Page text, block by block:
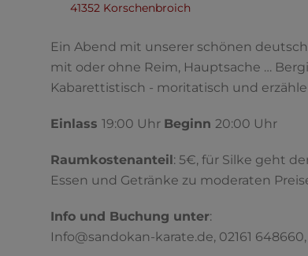
41352 Korschenbroich
Ein Abend mit unserer schönen
mit oder ohne Reim, Hauptsache …
Kabarettistisch - moritatisch und
Einlass 19:00 Uhr Beginn 20:00 Uhr
Raumkostenanteil: 5€, für Silke geht
Essen und Getränke zu moderaten
Info und Buchung unter:
Info@sandokan-karate.de, 02161